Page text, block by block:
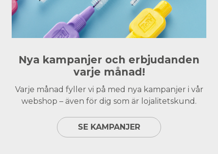
Nya kampanjer och erbjudanden
varje månad!
Varje månad fyller vi på med nya kampanjer i vår
webshop – även för dig som är lojalitetskund.
SE KAMPANJER